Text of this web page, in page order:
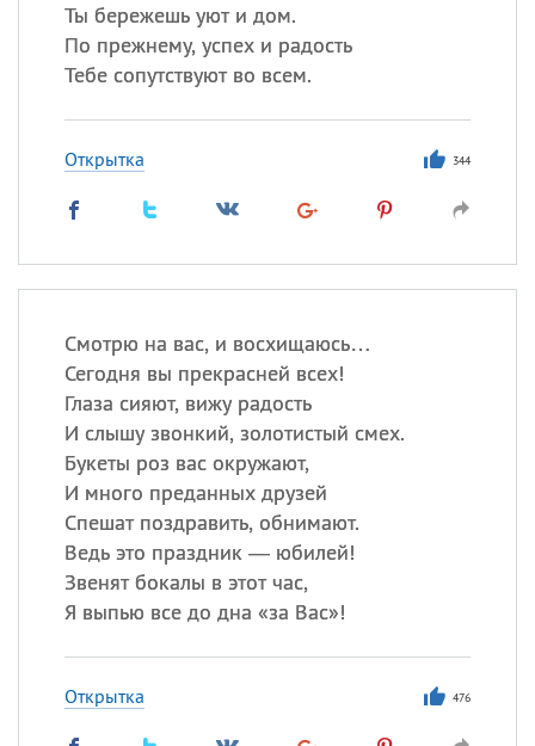
Ты бережешь уют и дом.
По прежнему, успех и радость
Тебе сопутствуют во всем.
Открытка 344
Смотрю на вас, и восхищаюсь…
Сегодня вы прекрасней всех!
Глаза сияют, вижу радость
И слышу звонкий, золотистый смех.
Букеты роз вас окружают,
И много преданных друзей
Спешат поздравить, обнимают.
Ведь это праздник — юбилей!
Звенят бокалы в этот час,
Я выпью все до дна «за Вас»!
Открытка 476